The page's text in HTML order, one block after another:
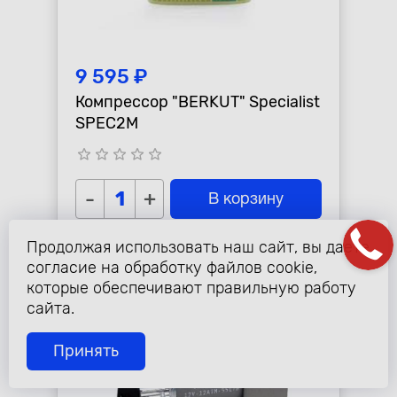
9 595 ₽
Компрессор "BERKUT" Specialist
SPEC2M
star_border star_border star_border star_border star_border
- + В корзину
Продолжая использовать наш сайт, вы даете
согласие на обработку файлов cookie,
которые обеспечивают правильную работу
сайта.